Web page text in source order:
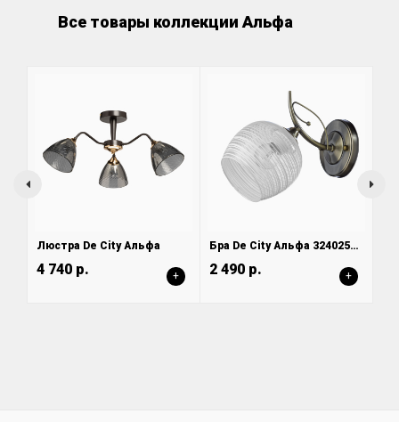
Все товары коллекции Альфа
Люстра De City Альфа
4 740 р. +
Бра De City Альфа 324025601
2 490 р. +